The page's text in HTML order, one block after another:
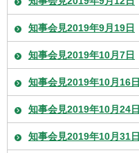
知事会見2019年9月19日
知事会見2019年10月7日
知事会見2019年10月16日
知事会見2019年10月24日
知事会見2019年10月31日